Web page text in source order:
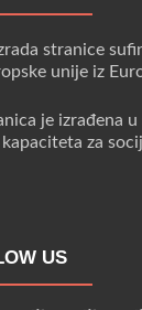
stranice
unije iz
je izrađena
kapaciteta za
US